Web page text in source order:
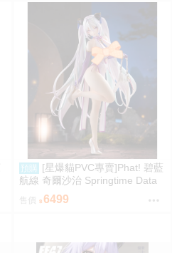
預購
[星爆貓PVC專賣]Phat! 碧藍
航線 奇爾沙治 Springtime Data
預計2027/11到貨
售價 6499